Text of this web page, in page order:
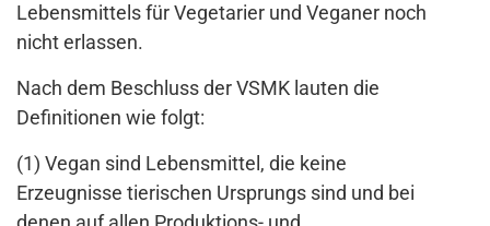
Lebensmittels für Vegetarier und Veganer noch
nicht erlassen.
Nach dem Beschluss der VSMK lauten die
Definitionen wie folgt:
(1) Vegan sind Lebensmittel, die keine
Erzeugnisse tierischen Ursprungs sind und bei